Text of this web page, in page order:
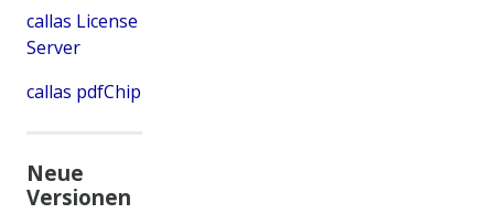
callas License
Server
callas pdfChip
Neue
Versionen